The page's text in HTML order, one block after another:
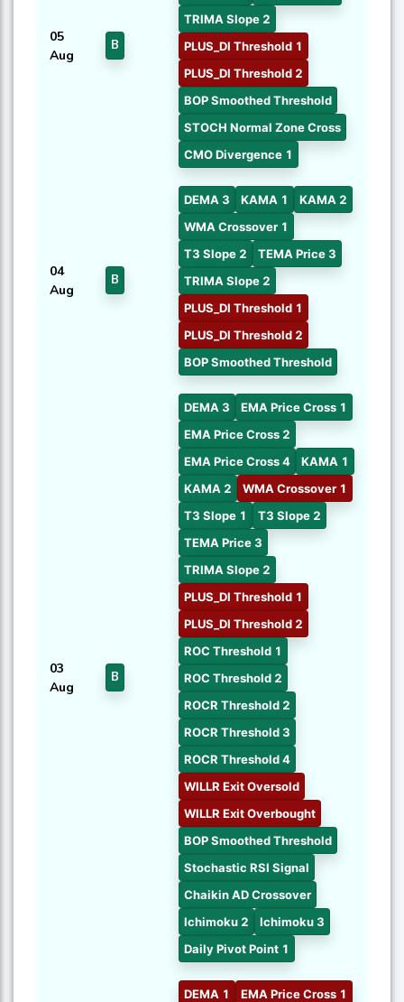
05
Aug
B
TRIMA Slope 2
PLUS_DI Threshold 1
PLUS_DI Threshold 2
BOP Smoothed Threshold
STOCH Normal Zone Cross
CMO Divergence 1
04
Aug
B
DEMA 3 KAMA 1
KAMA 2
WMA Crossover 1
T3 Slope 2
TEMA Price 3
TRIMA Slope 2
PLUS_DI Threshold 1
PLUS_DI Threshold 2
BOP Smoothed Threshold
03
Aug
B
DEMA 3
EMA Price Cross 1
EMA Price Cross 2
EMA Price Cross 4
KAMA 1
KAMA 2
WMA Crossover 1
T3 Slope 1
T3 Slope 2
TEMA Price 3
TRIMA Slope 2
PLUS_DI Threshold 1
PLUS_DI Threshold 2
ROC Threshold 1
ROC Threshold 2
ROCR Threshold 2
ROCR Threshold 3
ROCR Threshold 4
WILLR Exit Oversold
WILLR Exit Overbought
BOP Smoothed Threshold
Stochastic RSI Signal
Chaikin AD Crossover
Ichimoku 2
Ichimoku 3
Daily Pivot Point 1
DEMA 1
EMA Price Cross 1